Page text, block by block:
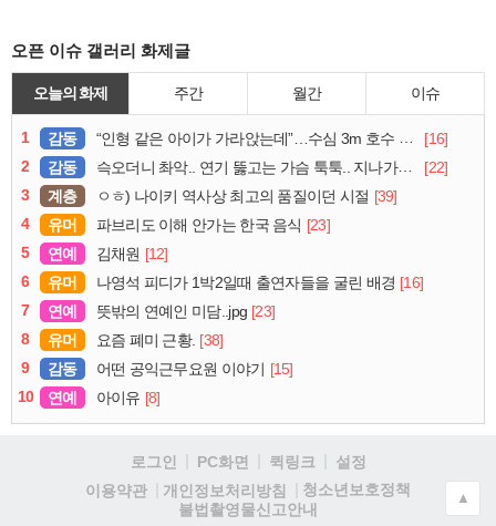
오픈 이슈 갤러리 화제글
오늘의 화제 주간 월간 이슈
1 감동 “인형 같은 아이가 가라앉는데”…수심 3m 호수 뛰어든 60대 의인
[16]
2
감동 슥오더니 촤악.. 연기 뚫고는 가슴 툭툭.. 지나가던 아재의 정체
[22]
3
계층 ㅇㅎ) 나이키 역사상 최고의 품질이던 시절 [39]
4
유머 파브리도 이해 안가는 한국 음식 [23]
5
연예 김채원 [12]
6
유머 나영석 피디가 1박2일때 출연자들을 굴린 배경 [16]
7
연예 뜻밖의 연예인 미담..jpg [23]
8
유머 요즘 폐미 근황. [38]
9
감동 어떤 공익근무요원 이야기 [15]
10
연예 아이유 [8]
로그인 PC화면 퀵링크
설정
이용약관
개인정보처리방침
청소년보호정책
불법촬영물신고안내
▲